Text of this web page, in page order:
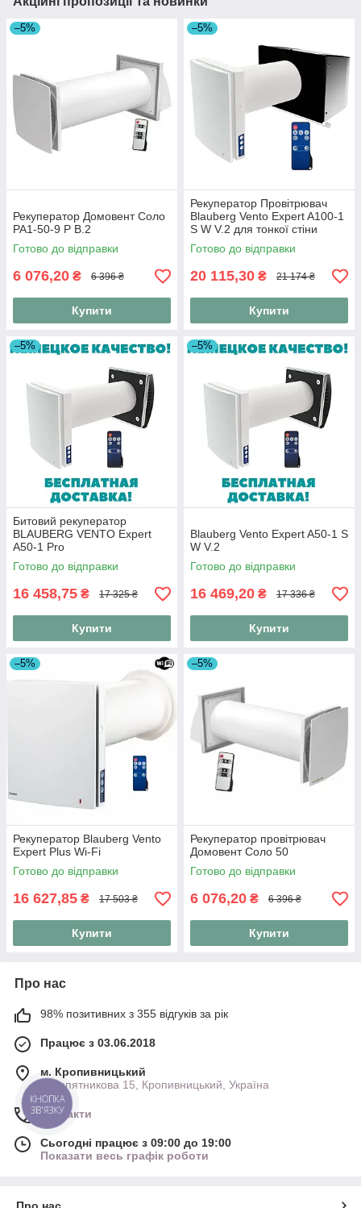
–5%
Рекуператор Домовент Соло
РА1-50-9 Р В.2
Готово до відправки
6 076,20 ₴ 6 396 ₴
Купити
–5%
Рекуператор Провітрювач
Blauberg Vento Expert A100-1
S W V.2 для тонкої стіни
Готово до відправки
20 115,30 ₴ 21 174 ₴
Купити
–5%
Битовий рекуператор
BLAUBERG VENTO Expert
A50-1 Pro
Готово до відправки
16 458,75 ₴ 17 325 ₴
Купити
–5%
Blauberg Vento Expert A50-1 S
W V.2
Готово до відправки
16 469,20 ₴ 17 336 ₴
Купити
–5%
Рекуператор Blauberg Vento
Expert Plus Wi-Fi
Готово до відправки
16 627,85 ₴ 17 503 ₴
Купити
–5%
Рекуператор провітрювач
Домовент Соло 50
Готово до відправки
6 076,20 ₴ 6 396 ₴
Купити
Про нас
98% позитивних з 355 відгуків за рік
Працює з 03.06.2018
м. Кропивницький
Куропятникова 15, Кропивницький, Україна
Контакти
Сьогодні працює з 09:00 до 19:00
Показати весь графік роботи
КНОПКА
ЗВ'ЯЗКУ